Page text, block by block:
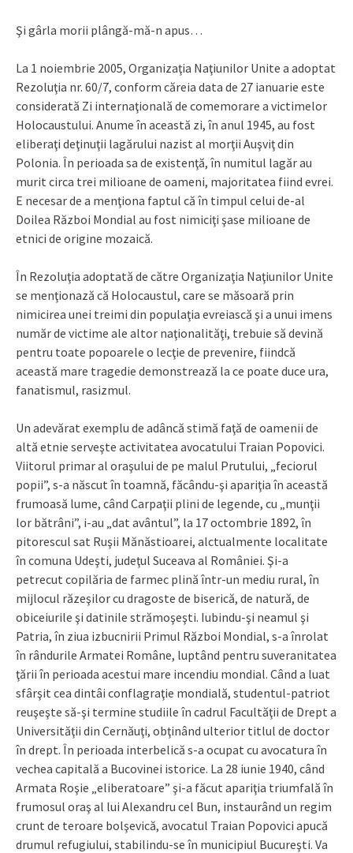
Şi gârla morii plângă-mă-n apus…
La 1 noiembrie 2005, Organizaţia Naţiunilor Unite a adoptat
Rezoluţia nr. 60/7, conform căreia data de 27 ianuarie este
considerată Zi internaţională de comemorare a victimelor
Holocaustului. Anume în această zi, în anul 1945, au fost
eliberaţi deţinuţii lagărului nazist al morţii Auşviţ din
Polonia. În perioada sa de existenţă, în numitul lagăr au
murit circa trei milioane de oameni, majoritatea fiind evrei.
E necesar de a menţiona faptul că în timpul celui de-al
Doilea Război Mondial au fost nimiciţi şase milioane de
etnici de origine mozaică.
În Rezoluţia adoptată de către Organizaţia Naţiunilor Unite
se menţionază că Holocaustul, care se măsoară prin
nimicirea unei treimi din populaţia evreiască şi a unui imens
număr de victime ale altor naţionalităţi, trebuie să devină
pentru toate popoarele o lecţie de prevenire, fiindcă
această mare tragedie demonstrează la ce poate duce ura,
fanatismul, rasizmul.
Un adevărat exemplu de adâncă stimă faţă de oamenii de
altă etnie serveşte activitatea avocatului Traian Popovici.
Viitorul primar al oraşului de pe malul Prutului, „feciorul
popii”, s-a născut în toamnă, făcându-şi apariţia în această
frumoasă lume, când Carpaţii plini de legende, cu „munţii
lor bătrâni”, i-au „dat avântul”, la 17 octombrie 1892, în
pitorescul sat Ruşii Mănăstioarei, alctualmente localitate
în comuna Udeşti, judeţul Suceava al României. Şi-a
petrecut copilăria de farmec plină într-un mediu rural, în
mijlocul răzeşilor cu dragoste de biserică, de natură, de
obiceiurile şi datinile strămoşeşti. Iubindu-şi neamul şi
Patria, în ziua izbucnirii Primul Război Mondial, s-a înrolat
în rândurile Armatei Române, luptând pentru suveranitatea
ţării în perioada acestui mare incendiu mondial. Când a luat
sfârşit cea dintâi conflagraţie mondială, studentul-patriot
reuşeşte să-şi termine studiile în cadrul Facultăţii de Drept a
Universităţii din Cernăuţi, obţinând ulterior titlul de doctor
în drept. În perioada interbelică s-a ocupat cu avocatura în
vechea capitală a Bucovinei istorice. La 28 iunie 1940, când
Armata Roşie „eliberatoare” şi-a făcut apariţia triumfală în
frumosul oraş al lui Alexandru cel Bun, instaurând un regim
crunt de teroare bolşevică, avocatul Traian Popovici apucă
drumul refugiului, stabilindu-se în municipiul Bucureşti. Va